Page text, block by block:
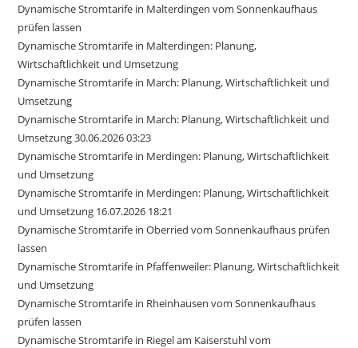
Dynamische Stromtarife in Malterdingen vom Sonnenkaufhaus
prüfen lassen
Dynamische Stromtarife in Malterdingen: Planung,
Wirtschaftlichkeit und Umsetzung
Dynamische Stromtarife in March: Planung, Wirtschaftlichkeit und
Umsetzung
Dynamische Stromtarife in March: Planung, Wirtschaftlichkeit und
Umsetzung 30.06.2026 03:23
Dynamische Stromtarife in Merdingen: Planung, Wirtschaftlichkeit
und Umsetzung
Dynamische Stromtarife in Merdingen: Planung, Wirtschaftlichkeit
und Umsetzung 16.07.2026 18:21
Dynamische Stromtarife in Oberried vom Sonnenkaufhaus prüfen
lassen
Dynamische Stromtarife in Pfaffenweiler: Planung, Wirtschaftlichkeit
und Umsetzung
Dynamische Stromtarife in Rheinhausen vom Sonnenkaufhaus
prüfen lassen
Dynamische Stromtarife in Riegel am Kaiserstuhl vom